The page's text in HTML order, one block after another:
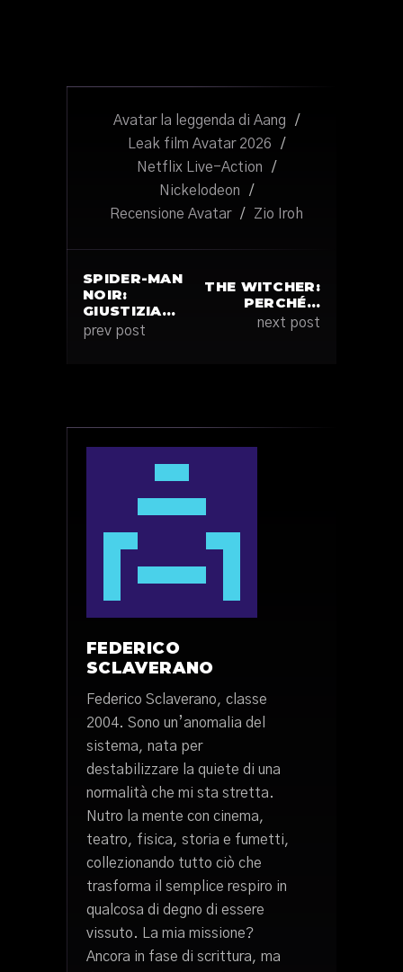
Avatar la leggenda di Aang
/
Leak film Avatar 2026
/
Netflix Live-Action
/
Nickelodeon
/
Recensione Avatar
/ Zio Iroh
SPIDER-MAN
NOIR:
GIUSTIZIA…
prev post
THE WITCHER:
PERCHÉ…
next post
FEDERICO
SCLAVERANO
Federico Sclaverano, classe
2004. Sono un’anomalia del
sistema, nata per
destabilizzare la quiete di una
normalità che mi sta stretta.
Nutro la mente con cinema,
teatro, fisica, storia e fumetti,
collezionando tutto ciò che
trasforma il semplice respiro in
qualcosa di degno di essere
vissuto. La mia missione?
Ancora in fase di scrittura, ma